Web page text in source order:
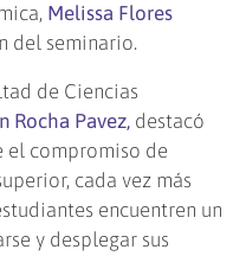
Melissa Flores
del seminario.
de Ciencias
Rocha Pavez, destacó
el compromiso de
cada vez más
encuentren un
y desplegar sus